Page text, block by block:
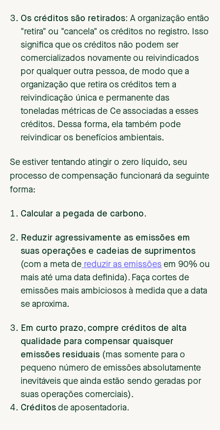
Os créditos são retirados:A organização então
"retira" ou "cancela" os créditos no registro. Isso
significa que os créditos não podem ser
comercializados novamente ou reivindicados
por qualquer outra pessoa, de modo que a
organização que retira os créditos tem a
reivindicação única e permanente das
toneladas métricas de Ce associadas a esses
créditos. Dessa forma, ela também pode
reivindicar os benefícios ambientais.
Se estiver tentando atingir o zero líquido, seu
processo de compensação funcionará da seguinte
forma:
Calcular a pegada de carbono.
Reduzir agressivamente as emissões em
suas operações e cadeias de suprimentos
(com a meta de reduzir as emissões em 90% ou
mais até uma data definida) . Faça cortes de
emissões mais ambiciosos à medida que a data
se aproxima.
Em curto prazo, compre créditos de alta
qualidade para compensar quaisquer
emissões residuais (mas somente para o
pequeno número de emissões absolutamente
inevitáveis que ainda estão sendo geradas por
suas operações comerciais).
‍Créditos de aposentadoria.